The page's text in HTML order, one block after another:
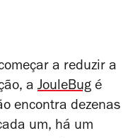
a reduzir a
a JouleBug é
encontra dezenas
um, há um